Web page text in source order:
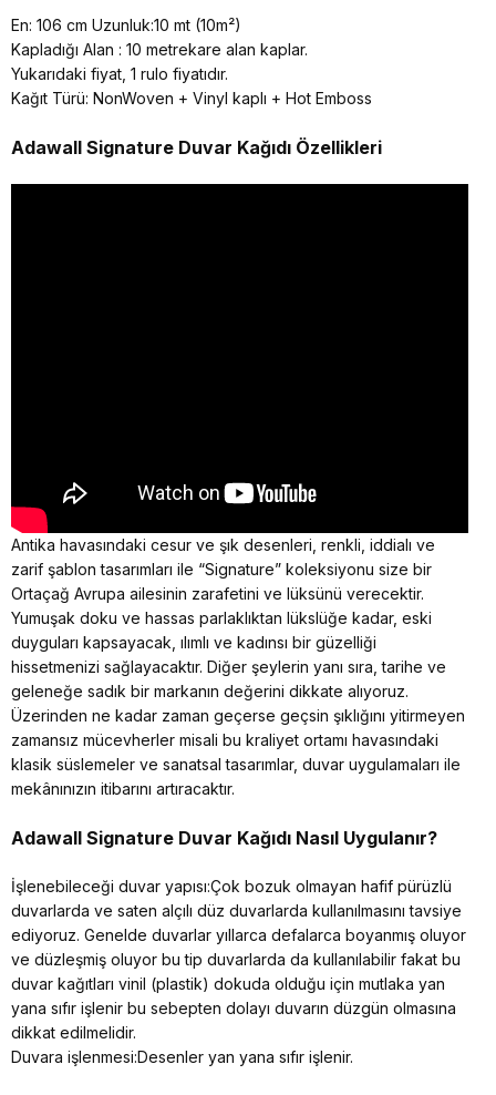
En: 106 cm Uzunluk:10 mt (10m²)
Kapladığı Alan : 10 metrekare alan kaplar.
Yukarıdaki fiyat, 1 rulo fiyatıdır.
Kağıt Türü: NonWoven + Vinyl kaplı + Hot Emboss
Adawall Signature Duvar Kağıdı Özellikleri
Antika havasındaki cesur ve şık desenleri, renkli, iddialı ve
zarif şablon tasarımları ile “Signature” koleksiyonu size bir
Ortaçağ Avrupa ailesinin zarafetini ve lüksünü verecektir.
Yumuşak doku ve hassas parlaklıktan lükslüğe kadar, eski
duyguları kapsayacak, ılımlı ve kadınsı bir güzelliği
hissetmenizi sağlayacaktır. Diğer şeylerin yanı sıra, tarihe ve
geleneğe sadık bir markanın değerini dikkate alıyoruz.
Üzerinden ne kadar zaman geçerse geçsin şıklığını yitirmeyen
zamansız mücevherler misali bu kraliyet ortamı havasındaki
klasik süslemeler ve sanatsal tasarımlar, duvar uygulamaları ile
mekânınızın itibarını artıracaktır.
Adawall Signature Duvar Kağıdı Nasıl Uygulanır?
İşlenebileceği duvar yapısı:Çok bozuk olmayan hafif pürüzlü
duvarlarda ve saten alçılı düz duvarlarda kullanılmasını tavsiye
ediyoruz. Genelde duvarlar yıllarca defalarca boyanmış oluyor
ve düzleşmiş oluyor bu tip duvarlarda da kullanılabilir fakat bu
duvar kağıtları vinil (plastik) dokuda olduğu için mutlaka yan
yana sıfır işlenir bu sebepten dolayı duvarın düzgün olmasına
dikkat edilmelidir.
Duvara işlenmesi:Desenler yan yana sıfır işlenir.